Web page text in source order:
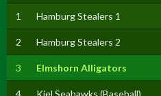
1 Hamburg Stealers 1
2 Hamburg Stealers 2
3 Elmshorn Alligators
4 Kiel Seahawks (Baseball)